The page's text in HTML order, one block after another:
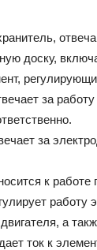
доску,
за
за
к работе
работу
а
ток к